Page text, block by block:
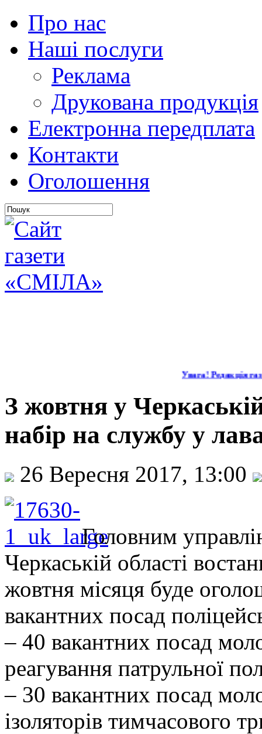
Про нас
Наші послуги
Реклама
Друкована продукція
Електронна передплата
Контакти
Оголошення
Увага! Редакція
З жовтня у
набір на службу у
26 Вересня 2017, 13:00
Головним
Черкаській області
жовтня місяця буде
вакантних посад
– 40 вакантних посад
реагування патрульної
– 30 вакантних посад
ізоляторів тимчасового